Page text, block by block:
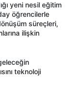
yeni nesil eğitim
öğrencilerle
süreçleri,
ilişkin
teknoloji